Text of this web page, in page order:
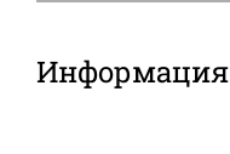
Информация